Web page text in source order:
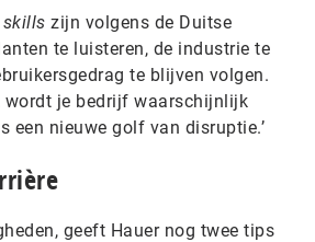
skills zijn volgens de Duitse
te luisteren, de industrie te
te blijven volgen.
wordt je bedrijf waarschijnlijk
een nieuwe golf van disruptie.’
geeft Hauer nog twee tips